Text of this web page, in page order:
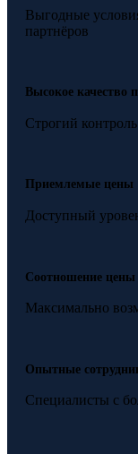
Выгодные
партнёров
Высокое качество
Строгий контроль
Приемлемые цены
Доступный
Соотношение цены
Максимально
Опытные
Специалисты с